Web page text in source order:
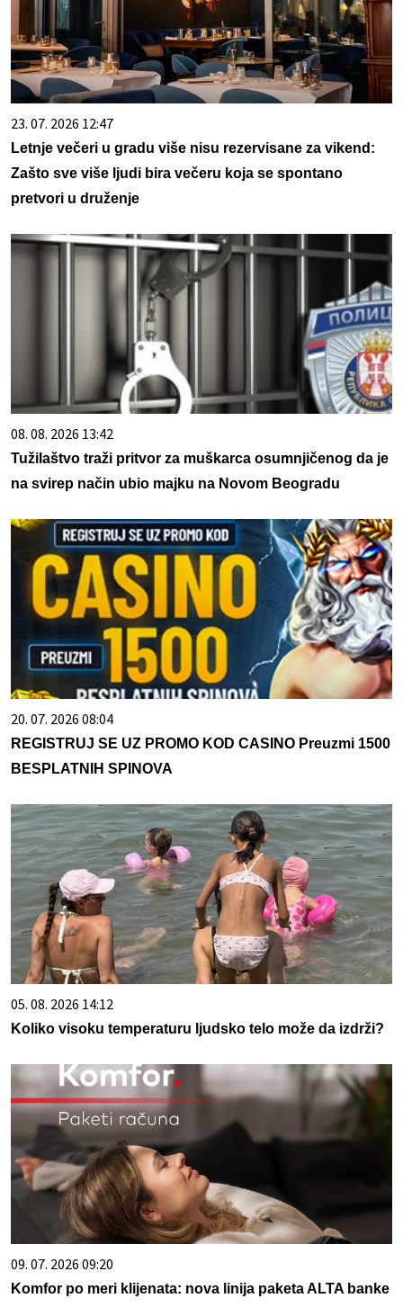
23. 07. 2026 12:47
Letnje večeri u gradu više nisu rezervisane za vikend:
Zašto sve više ljudi bira večeru koja se spontano
pretvori u druženje
08. 08. 2026 13:42
Tužilaštvo traži pritvor za muškarca osumnjičenog da je
na svirep način ubio majku na Novom Beogradu
20. 07. 2026 08:04
REGISTRUJ SE UZ PROMO KOD CASINO Preuzmi 1500
BESPLATNIH SPINOVA
05. 08. 2026 14:12
Koliko visoku temperaturu ljudsko telo može da izdrži?
09. 07. 2026 09:20
Komfor po meri klijenata: nova linija paketa ALTA banke